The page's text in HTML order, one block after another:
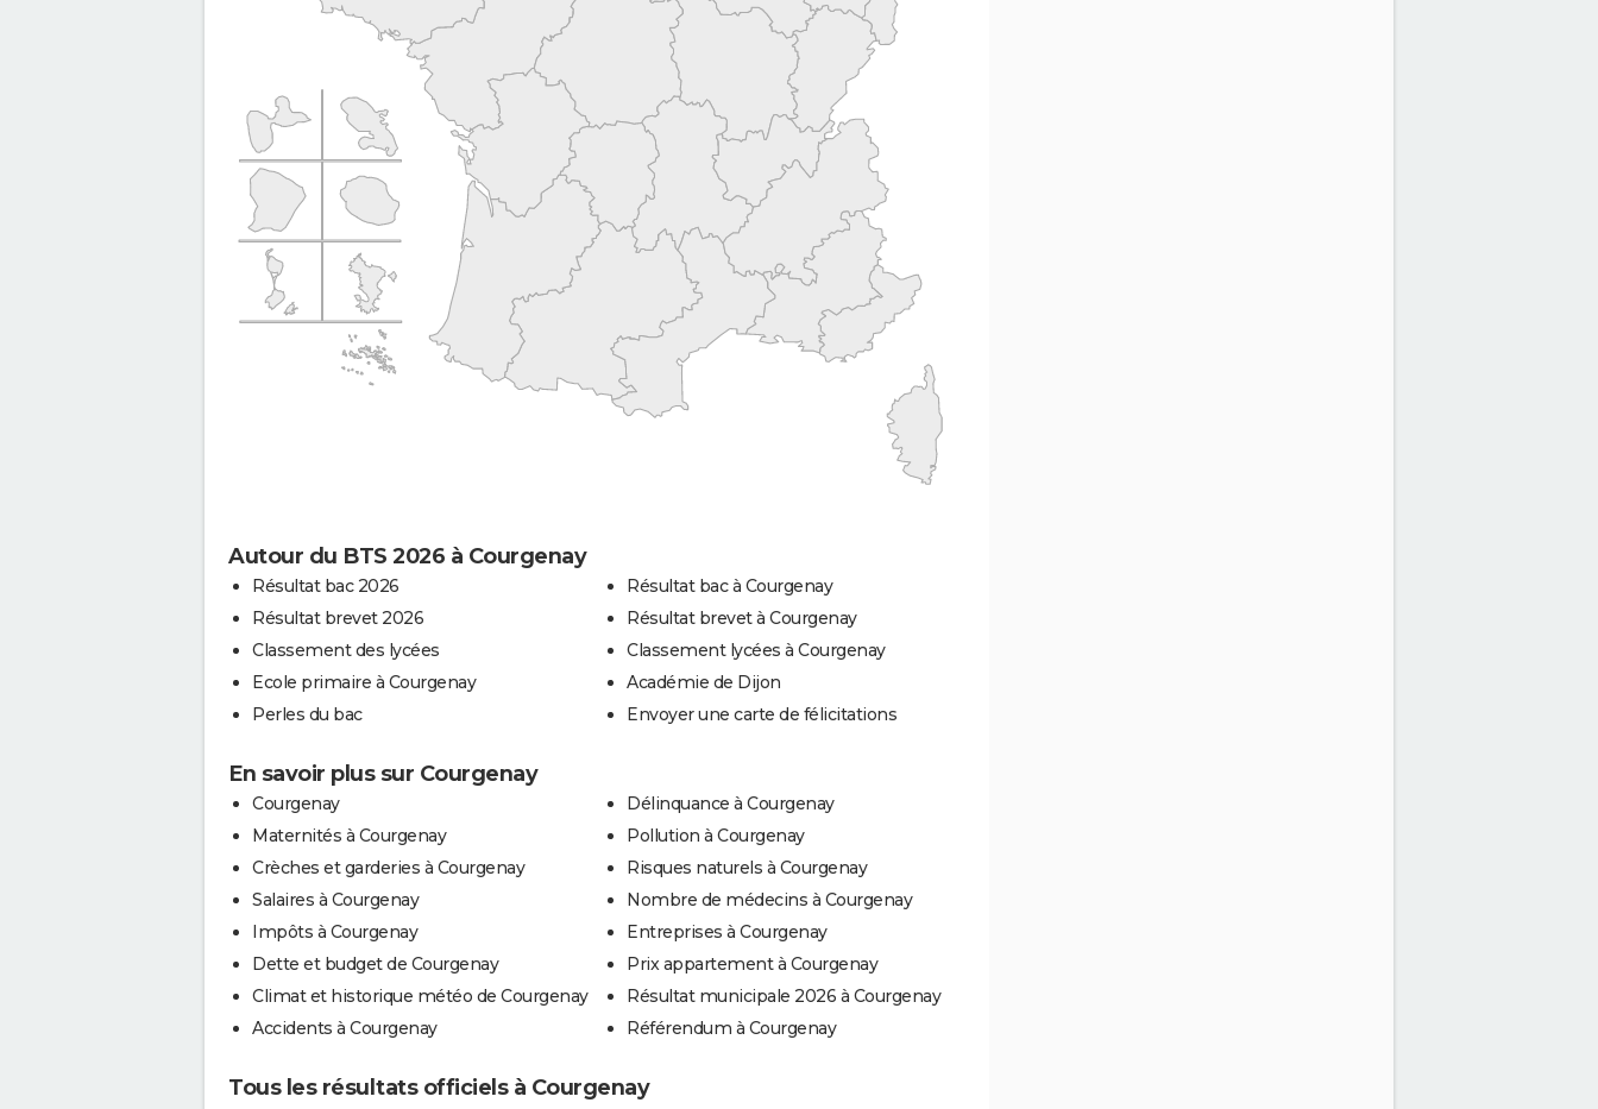
Autour du BTS 2026 à Courgenay
Résultat bac 2026
Résultat brevet 2026
Classement des lycées
Ecole primaire à Courgenay
Perles du bac
Résultat bac à Courgenay
Résultat brevet à Courgenay
Classement lycées à Courgenay
Académie de Dijon
Envoyer une carte de félicitations
En savoir plus sur Courgenay
Courgenay
Maternités à Courgenay
Crèches et garderies à Courgenay
Salaires à Courgenay
Impôts à Courgenay
Dette et budget de Courgenay
Climat et historique météo de Courgenay
Accidents à Courgenay
Délinquance à Courgenay
Pollution à Courgenay
Risques naturels à Courgenay
Nombre de médecins à Courgenay
Entreprises à Courgenay
Prix appartement à Courgenay
Résultat municipale 2026 à Courgenay
Référendum à Courgenay
Tous les résultats officiels à Courgenay